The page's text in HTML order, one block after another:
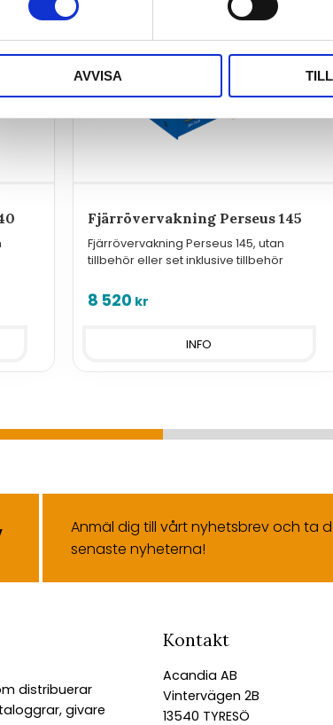
AVVISA
Fjärrövervakning Perseus 145
Fjärrövervakning Perseus 145, utan
tillbehör eller set inklusive tillbehör
8 520 kr
INFO
Anmäl dig till vårt nyhetsbrev och ta
senaste nyheterna!
distribuerar
givare
Kontakt
Acandia AB
Vintervägen 2B
13540 TYRESÖ